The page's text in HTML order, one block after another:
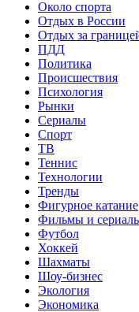
Около спорта
Отдых в России
Отдых за
ПДД
Политика
Происшествия
Психология
Рынки
Сериалы
Спорт
ТВ
Теннис
Технологии
Тренды
Фигурное катание
Фильмы и
Футбол
Хоккей
Шахматы
Шоу-бизнес
Экология
Экономика